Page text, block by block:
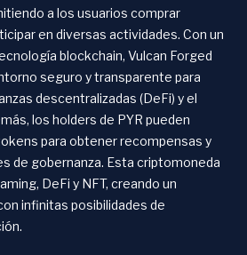
a los usuarios comprar
en diversas actividades. Con un
blockchain, Vulcan Forged
seguro y transparente para
descentralizadas (DeFi) y el
los holders de PYR pueden
para obtener recompensas y
de gobernanza. Esta criptomoneda
DeFi y NFT, creando un
infinitas posibilidades de